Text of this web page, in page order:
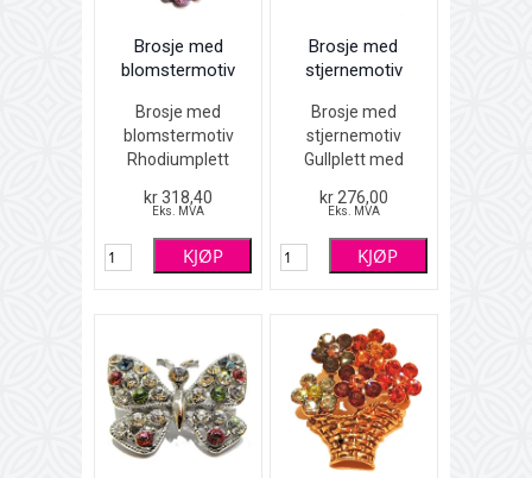
Brosje med
blomstermotiv
Brosje med
blomstermotiv
Rhodiumplett
med fargete
krystaller og
glassperler
kr 318,40
Eks. MVA
KJØP
Brosje med
stjernemotiv
Brosje med
stjernemotiv
Gullplett med
krystaller
kr 276,00
Eks. MVA
KJØP